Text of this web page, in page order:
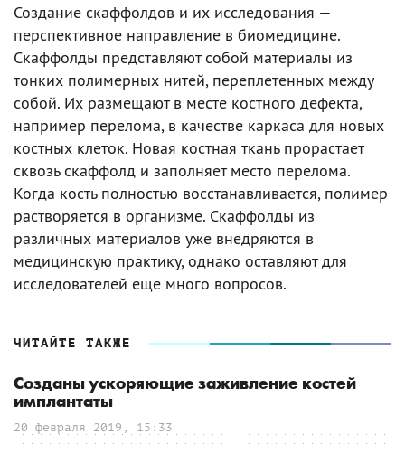
Создание скаффолдов и их исследования —
перспективное направление в биомедицине.
Скаффолды представляют собой материалы из
тонких полимерных нитей, переплетенных между
собой. Их размещают в месте костного дефекта,
например перелома, в качестве каркаса для новых
костных клеток. Новая костная ткань прорастает
сквозь скаффолд и заполняет место перелома.
Когда кость полностью восстанавливается, полимер
растворяется в организме. Скаффолды из
различных материалов уже внедряются в
медицинскую практику, однако оставляют для
исследователей еще много вопросов.
ЧИТАЙТЕ ТАКЖЕ
Созданы ускоряющие заживление костей
имплантаты
20 февраля 2019, 15:33